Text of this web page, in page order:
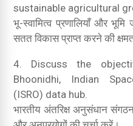
sustainable agricultural
भू-स्वामित्व प्रणालियाँ और
सतत विकास प्राप्त करने की
4. Discuss the
Bhoonidhi, Indian
(ISRO) data hub.
भारतीय अंतरिक्ष अनुसंधान